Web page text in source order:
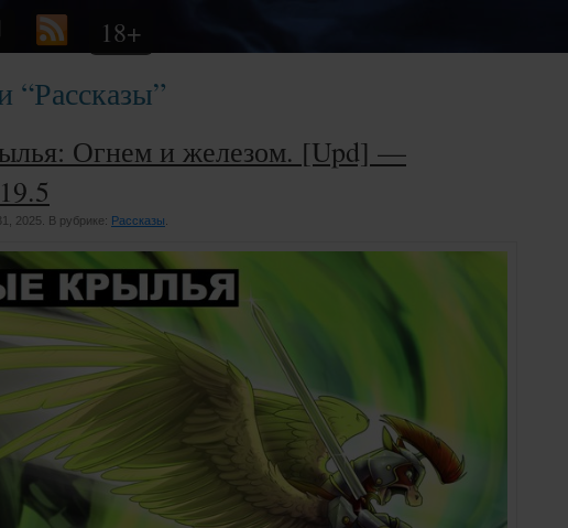
18+
“Рассказы”
Огнем и железом. [Upd] —
2025. В рубрике: Рассказы